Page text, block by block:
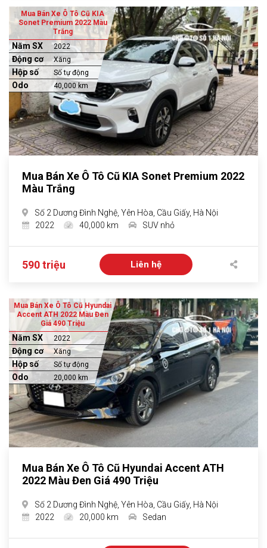
Mua Bán Xe Ô Tô Cũ KIA
Sonet Premium 2022 Màu
Trắng
Năm SX 2022
Động cơ Xăng
Hộp số Số tự động
Odo 40,000 km
Mua Bán Xe Ô Tô Cũ KIA Sonet Premium 2022
Màu Trắng
Số 2 Dương Đình Nghệ, Yên Hòa, Cầu Giấy, Hà Nội
2022
40,000 km SUV nhỏ
590 triệu Liên hệ
Mua Bán Xe Ô Tô Cũ Hyundai
Accent ATH 2022 Màu Đen
Giá 490 Triệu
Năm SX 2022
Động cơ Xăng
Hộp số Số tự động
Odo 20,000 km
Mua Bán Xe Ô Tô Cũ Hyundai Accent ATH
2022 Màu Đen Giá 490 Triệu
Số 2 Dương Đình Nghệ, Yên Hòa, Cầu Giấy, Hà Nội
2022
20,000 km Sedan